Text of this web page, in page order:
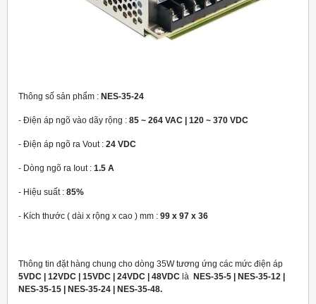
Thông số sản phẩm : NES-35-24
- Điện áp ngõ vào dãy rộng : 85 ~ 264 VAC | 120 ~ 370 VDC
- Điện áp ngõ ra Vout : 24 VDC
- Dòng ngõ ra Iout : 1.5 A
- Hiệu suất : 85%
- Kích thước ( dài x rộng x cao ) mm : 99 x 97 x 36
Thông tin đặt hàng chung cho dòng 35W tương ứng các mức điện áp
5VDC | 12VDC | 15VDC | 24VDC | 48VDC là NES-35-5 | NES-35-12 |
NES-35-15 | NES-35-24 | NES-35-48.